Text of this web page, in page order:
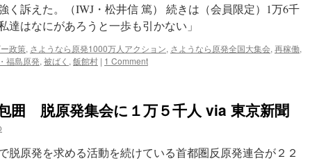
く訴えた。（IWJ・松井信 篤） 続きは（会員限定）1万6千
達はなにがあろうと一歩も引かない」
政策, さようなら原発1000万人アクション, さようなら原発全国大集会, 再稼働,
福島原発, 被ばく , 飯館村 | 1 Comment
囲 脱原発集会に１万５千人 via 東京新聞
脱原発を求める活動を続けている首都圏反原発連合が２２